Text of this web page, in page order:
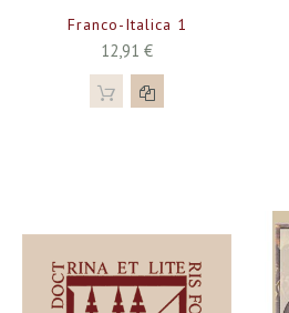
Franco-Italica 1
12,91 €